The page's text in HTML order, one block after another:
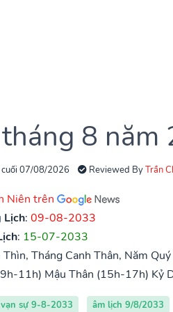
8 năm
07/08/2026 Reviewed ByTrần
Niên trên
Lịch: 09-08-2033
: 15-07-2033
Tháng Canh Thân, Năm
11h) Mậu Thân (15h-17h) Kỷ
sự 9-8-2033 âm lịch 9/8/2033